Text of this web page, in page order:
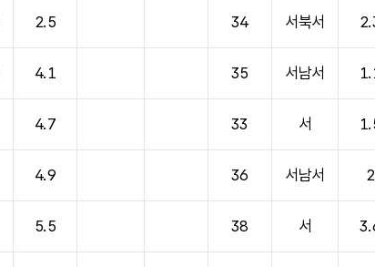
2.5 34 서북서
4.1 35 서남서
4.7 33 서
4.9 36 서남서 2
5.5 38 서